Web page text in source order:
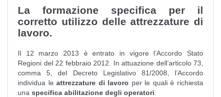
La formazione specifica per il
corretto utilizzo delle attrezzature di
lavoro.
Il 12 marzo 2013 è entrato in vigore l’Accordo Stato
Regioni del 22 febbraio 2012. In attuazione dell’articolo 73,
comma 5, del Decreto Legislativo 81/2008, l’Accordo
individua leattrezzature di lavoro per le quali è richiesta
una specifica abilitazione degli operatori